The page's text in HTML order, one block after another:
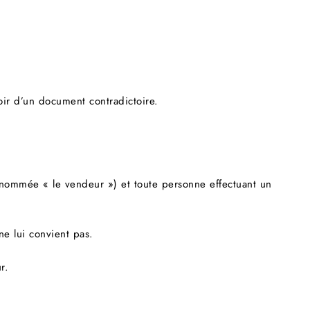
d’un document contradictoire.
« le vendeur ») et toute personne effectuant un
lui convient pas.